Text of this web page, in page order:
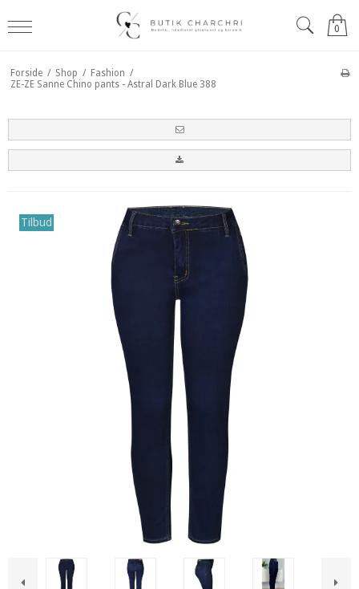
0
Forside / Shop / Fashion /
ZE-ZE Sanne Chino pants - Astral Dark Blue 388
Tilbud